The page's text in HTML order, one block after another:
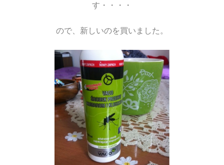
す・・・・
ので、新しいのを買いました。